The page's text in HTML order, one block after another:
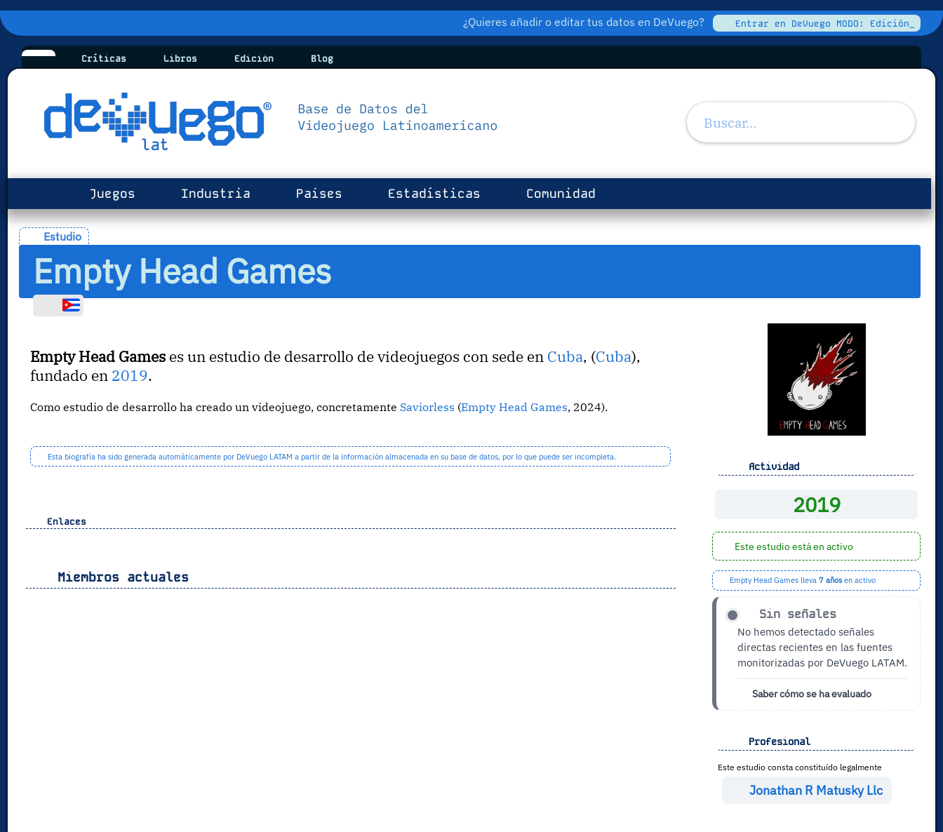
¿Quieres añadir o editar tus datos en DeVuego? Entrar en DeVuego MODO: Edición_
Críticas Libros Edición Blog
Juegos Industria Paises Estadísticas Comunidad
Estudio
Empty Head Games
Empty Head Games es un estudio de desarrollo de videojuegos con sede en Cuba, (Cuba),
fundado en 2019.
Como estudio de desarrollo ha creado un videojuego, concretamente Saviorless (Empty Head Games, 2024).
Esta biografía ha sido generada automáticamente por DeVuego LATAM a partir de la información almacenada en su base de datos, por lo que puede ser incompleta.
Enlaces
Miembros actuales
Actividad
2019
Este estudio está en activo
Empty Head Games lleva 7 añosen activo
Sin señales
No hemos detectado señales
directas recientes en las fuentes
monitorizadas por DeVuego LATAM.
Saber cómo se ha evaluado
Profesional
Este estudio consta constituído legalmente
Jonathan R Matusky Llc